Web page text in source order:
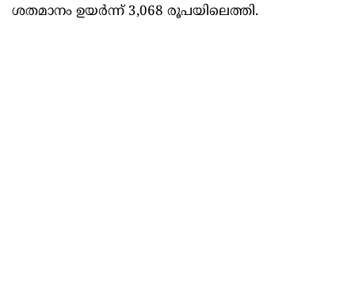
ശതമാനം ഉയർന്ന് 3,068 രൂപയിലെത്തി.